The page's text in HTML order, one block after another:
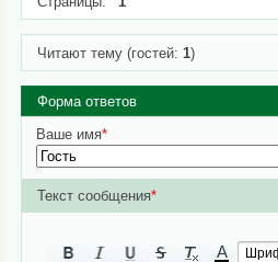
Читают тему (гостей: 1)
Форма ответов
Ваше имя*
Текст сообщения*
A